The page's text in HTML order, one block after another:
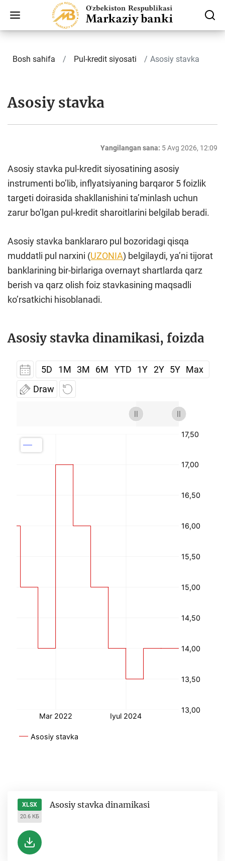
Bosh sahifa Pul-kredit siyosati Asosiy stavka
Asosiy stavka
Yangilangan sana: 5 Avg 2026, 12:09
Аsosiy stavka pul-kredit siyosatining asosiy
instrumenti boʼlib, inflyatsiyaning barqaror 5 foizlik
targeti doirasida shakllanishini taʼminlash uchun
zarur boʼlgan pul-kredit sharoitlarini belgilab beradi.
Аsosiy stavka banklararo pul bozoridagi qisqa
muddatli pul narxini (UZONIA) belgilaydi, yaʼni tijorat
banklarining bir-birlariga overnayt shartlarda qarz
berish va qarz olish foiz stavkasining maqsadli
koʼrsatkichi hisoblanadi.
Аsosiy stavka dinamikasi, foizda
5D 1M 3M 6M YTD 1Y 2Y 5Y Max
Draw
XLSX
20.6 КБ
Аsosiy stavka dinamikasi